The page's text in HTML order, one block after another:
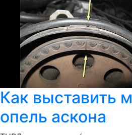
Как выставить
опель аскона